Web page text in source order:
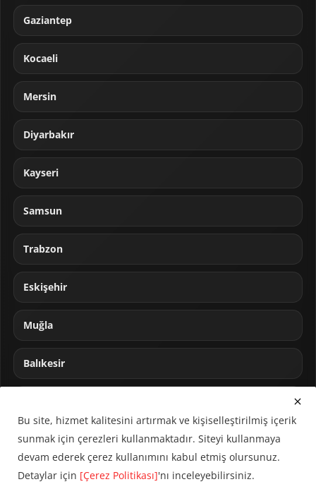
Gaziantep
Kocaeli
Mersin
Diyarbakır
Kayseri
Samsun
Trabzon
Eskişehir
Muğla
Balıkesir
Bu site, hizmet kalitesini artırmak ve kişiselleştirilmiş içerik
sunmak için çerezleri kullanmaktadır. Siteyi kullanmaya
devam ederek çerez kullanımını kabul etmiş olursunuz.
Detaylar için [Çerez Politikası]'nı inceleyebilirsiniz.